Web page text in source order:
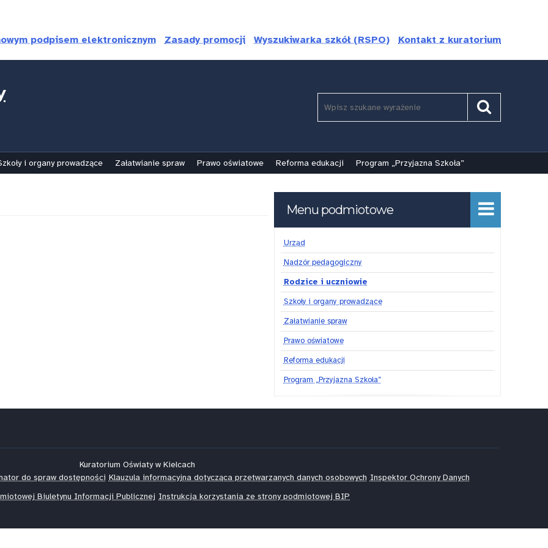
podpisem elektronicznym Zasady promocji Wyszukiwarka szkół (RSPO) Kontakt z kuratorium
wymagane.
3
znaki.
Szukaj
i organy prowadzące Załatwianie spraw Prawo oświatowe Reforma edukacji Program „Przyjazna Szkoła”
Menu podmiotowe
Urząd
Nadzór pedagogiczny
Rodzice i uczniowie
Szkoły i organy prowadzące
Załatwianie spraw
Prawo oświatowe
Reforma edukacji
Program „Przyjazna Szkoła”
Kuratorium Oświaty w Kielcach
do spraw dostępności Klauzula informacyjna dotycząca przetwarzanych danych osobowych Inspektor Ochrony Danych
Biuletynu Informacji Publicznej Instrukcja korzystania ze strony podmiotowej BIP